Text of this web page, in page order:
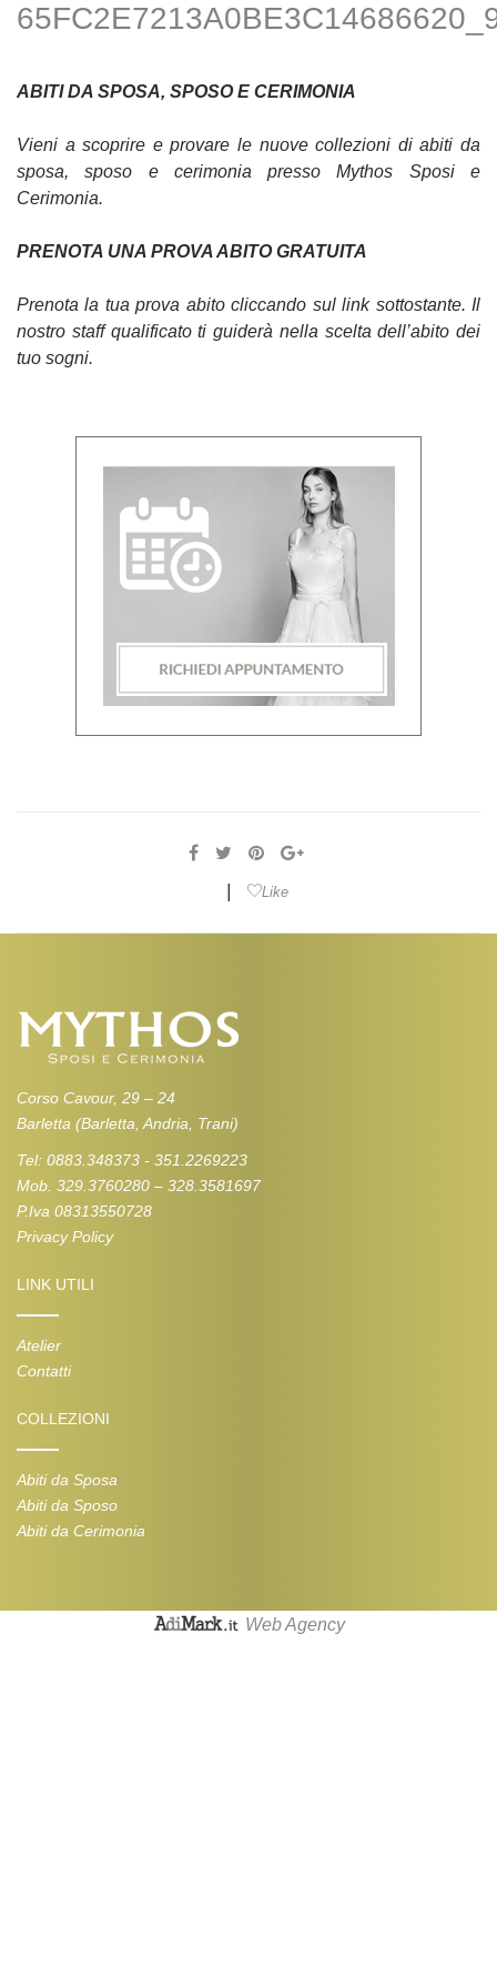
ABITI DA SPOSA, SPOSO E CERIMONIA
Vieni a scoprire e provare le nuove collezioni di abiti da
sposa, sposo e cerimonia presso Mythos Sposi e
Cerimonia.
PRENOTA UNA PROVA ABITO GRATUITA
Prenota la tua prova abito cliccando sul link sottostante. Il
nostro staff qualificato ti guiderà nella scelta dell’abito dei
tuo sogni.
Like
Corso Cavour, 29 – 24
Barletta (Barletta, Andria, Trani)
Tel: 0883.348373 - 351.2269223
Mob. 329.3760280 – 328.3581697
P.Iva 08313550728
Privacy Policy
LINK UTILI
Atelier
Contatti
COLLEZIONI
Abiti da Sposa
Abiti da Sposo
Abiti da Cerimonia
Web Agency